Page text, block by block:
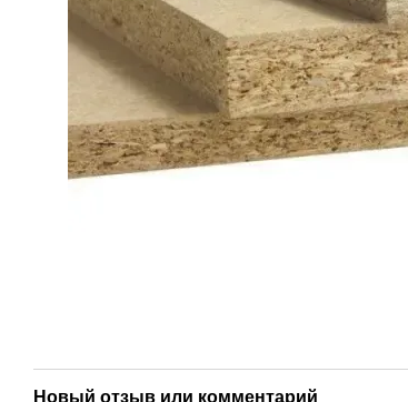
Новый отзыв или комментарий